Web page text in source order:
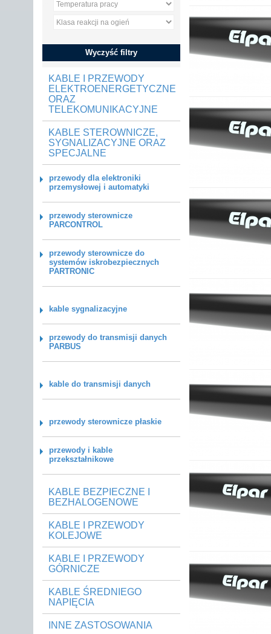
Wyczyść filtry
KABLE I PRZEWODY
ELEKTROENERGETYCZNE
ORAZ
TELEKOMUNIKACYJNE
KABLE STEROWNICZE,
SYGNALIZACYJNE ORAZ
SPECJALNE
przewody dla elektroniki
przemysłowej i automatyki
przewody sterownicze
PARCONTROL
przewody sterownicze do
systemów iskrobezpiecznych
PARTRONIC
kable sygnalizacyjne
przewody do transmisji danych
PARBUS
kable do transmisji danych
przewody sterownicze płaskie
przewody i kable
przekształnikowe
KABLE BEZPIECZNE I
BEZHALOGENOWE
KABLE I PRZEWODY
KOLEJOWE
KABLE I PRZEWODY
GÓRNICZE
KABLE ŚREDNIEGO
NAPIĘCIA
INNE ZASTOSOWANIA